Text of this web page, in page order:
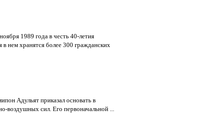
1989 года в честь 40-летия
нем хранятся более 300 гражданских
Адульят приказал основать в
воздушных сил. Его первоначальной ...